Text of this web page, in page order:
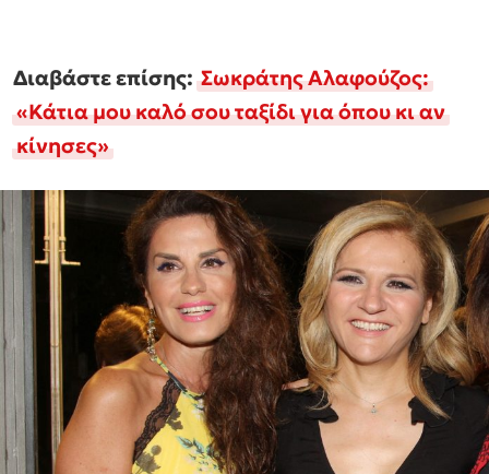
Διαβάστε επίσης:Σωκράτης Αλαφούζος:
«Κάτια μου καλό σου ταξίδι για όπου κι αν
κίνησες»